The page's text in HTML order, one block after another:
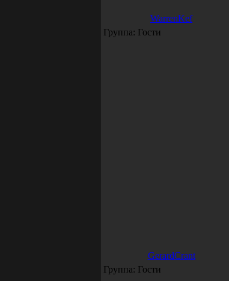
WarrenKef
Группа: Гости
GerardCrant
Группа: Гости